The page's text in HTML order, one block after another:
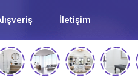
İletişim